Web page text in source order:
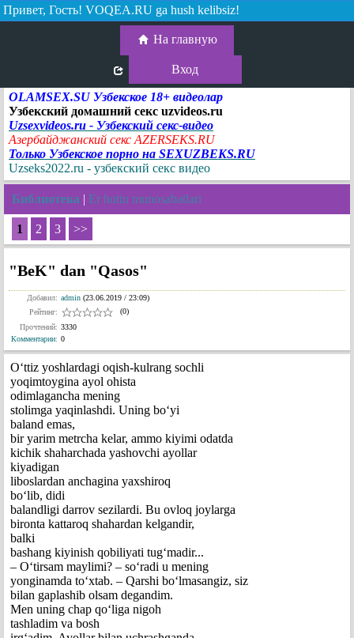
Привет, Гость! VOQEA.RU ga hush kelibsiz!
На главную
Вход
OLAMSEX.SU Узбекское 18+ видеолар
Узбекский домашний секс uzvideos.ru
Uzsexvideos.ru - Узбекский секс-видео
Азербайджанский секс AZERSEKS.RU
Только Узбекское порно на SEXUZBEKS.RU
Uzseks2022.ru - узбекский секс видео
Библиотека | Er hotin munosabatlari
1 2 3 >>
"BeK" dan "Qasos"
Добавил: admin (23.06.2019 / 23:09)
Рейтинг:
(0)
Прочтений: 3330
Комментарии: 0
O‘ttiz yoshlardagi oqish-kulrang sochli
yoqimtoygina ayol ohista
odimlagancha mening
stolimga yaqinlashdi. Uning bo‘yi
baland emas,
bir yarim metrcha kelar, ammo kiyimi odatda
kichik shaharchada yashovchi ayollar
kiyadigan
liboslardan anchagina yaxshiroq
bo‘lib, didi
balandligi darrov sezilardi. Bu ovloq joylarga
bironta kattaroq shahardan kelgandir,
balki
bashang kiyinish qobiliyati tug‘madir...
– O‘tirsam maylimi? – so‘radi u mening
yonginamda to‘xtab. – Qarshi bo‘lmasangiz, siz
bilan gaplashib olsam degandim.
Men uning chap qo‘liga nigoh
tashladim va bosh